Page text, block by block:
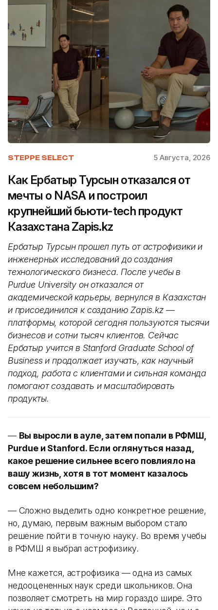
STEPPE SELECT 5 Августа, 2026
Как Ербатыр Турсын отказался от
мечты о NASA и построил
крупнейший бьюти-tech продукт
Казахстана Zapis.kz
Ербатыр Турсын прошел путь от астрофизики и
инженерных исследований до создания
технологического бизнеса. После учебы в
Purdue University он отказался от
академической карьеры, вернулся в Казахстан
и присоединился к созданию Zapis.kz —
платформы, которой сегодня пользуются тысячи
бизнесов и сотни тысяч клиентов. Сейчас
Ербатыр учится в Stanford Graduate School of
Business и продолжает изучать, как научный
подход, работа с клиентами и сильная команда
помогают создавать и масштабировать
продукты.
— Вы выросли в ауле, затем попали в РФМШ,
Purdue и Stanford. Если оглянуться назад,
какое решение сильнее всего повлияло на
вашу жизнь, хотя в тот момент казалось
совсем небольшим?
— Сложно выделить одно конкретное решение,
но, думаю, первым важным выбором стало
решение пойти в точную науку. Во время учебы
в РФМШ я выбрал астрофизику.
Мне кажется, астрофизика — одна из самых
недооцененных наук среди школьников. Она
позволяет смотреть на мир гораздо шире. Это